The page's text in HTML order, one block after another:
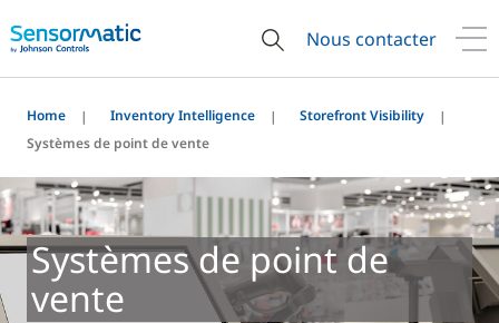
Nous contacter
Home Inventory Intelligence
Storefront Visibility
Systèmes de point de vente
Systèmes de point de
vente